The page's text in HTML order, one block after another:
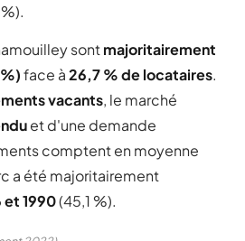
c'est bien et diversifier
la suite de cela faire
a tous les habitants de
Lire la suite
Signaler cet avis
sontmajoritairement
face à26,7 % de locataires.
vacants, le marché
et d'une demande
comptent en moyenne
a été majoritairement
et 1990(45,1 %).